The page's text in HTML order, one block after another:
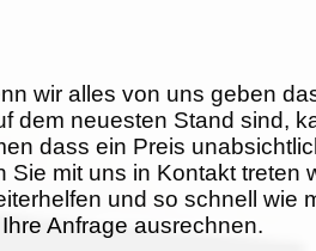
wir alles von uns geben
dem neuesten Stand sind,
dass ein Preis
Sie mit uns in Kontakt treten
und so schnell wie
Anfrage ausrechnen.